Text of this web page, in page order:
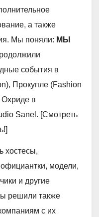
а также
Мы поняли: МЫ
события в
Прокупле (Fashion
Охриде в
Sanel. [Смотреть
хостесы,
модели,
и другие
решили также
с их